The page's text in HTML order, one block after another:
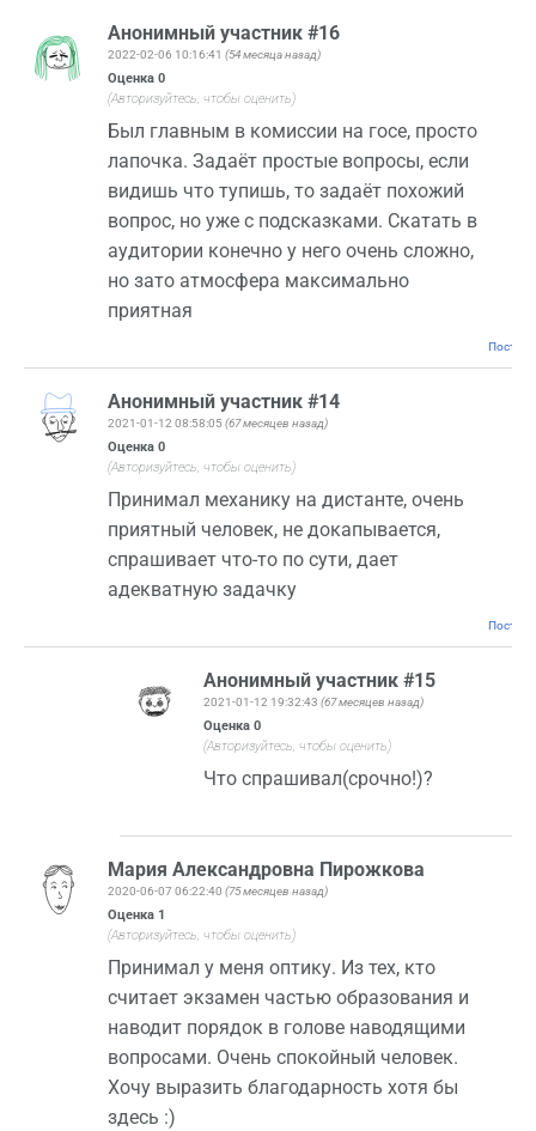
Анонимный участник #16
2022-02-06 10:16:41 (54 месяца назад)
Оценка 0
(Авторизуйтесь, чтобы оценить)
Был главным в комиссии на госе, просто
лапочка. Задаёт простые вопросы, если
видишь что тупишь, то задаёт похожий
вопрос, но уже с подсказками. Скатать в
аудитории конечно у него очень сложно,
но зато атмосфера максимально
приятная
Анонимный участник #14
2021-01-12 08:58:05 (67 месяцев назад)
Оценка 0
(Авторизуйтесь, чтобы оценить)
Принимал механику на дистанте, очень
приятный человек, не докапывается,
спрашивает что-то по сути, дает
адекватную задачку
Анонимный участник #15
2021-01-12 19:32:43(67 месяцев назад)
Оценка0
(Авторизуйтесь, чтобы оценить)
Что спрашивал(срочно!)?
Мария Александровна Пирожкова
2020-06-07 06:22:40 (75 месяцев назад)
Оценка 1
(Авторизуйтесь, чтобы оценить)
Принимал у меня оптику. Из тех, кто
считает экзамен частью образования и
наводит порядок в голове наводящими
вопросами. Очень спокойный человек.
Хочу выразить благодарность хотя бы
здесь :)